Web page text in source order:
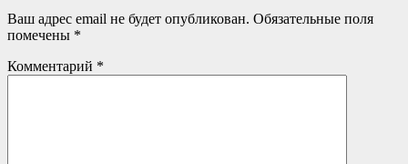
Ваш адрес email не будет опубликован. Обязательные поля
помечены *
Комментарий *